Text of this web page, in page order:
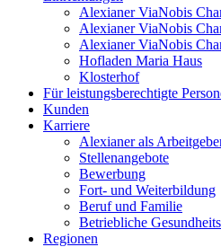
Alexianer ViaNobis
Alexianer ViaNobis
Alexianer ViaNobis
Hofladen Maria Haus
Klosterhof
Für leistungsberechtigte
Kunden
Karriere
Alexianer als
Stellenangebote
Bewerbung
Fort- und Weiterbildung
Beruf und Familie
Betriebliche
Regionen